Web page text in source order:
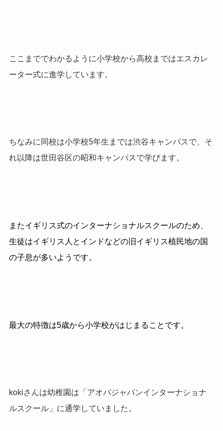
ここまででわかるように小学校から高校まではエスカレ
ーター式に進学しています。
ちなみに同校は小学校5年生までは渋谷キャンパスで、そ
れ以降は世田谷区の昭和キャンパスで学びます。
またイギリス式のインターナショナルスクールのため、
生徒はイギリス人とインドなどの旧イギリス植民地の国
の子息が多いようです。
最大の特徴は5歳から小学校がはじまることです。
kokiさんは幼稚園は「アオバジャパンインターナショナ
ルスクール」に通学していました。